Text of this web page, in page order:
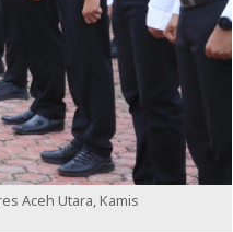
Aceh Utara, Kamis